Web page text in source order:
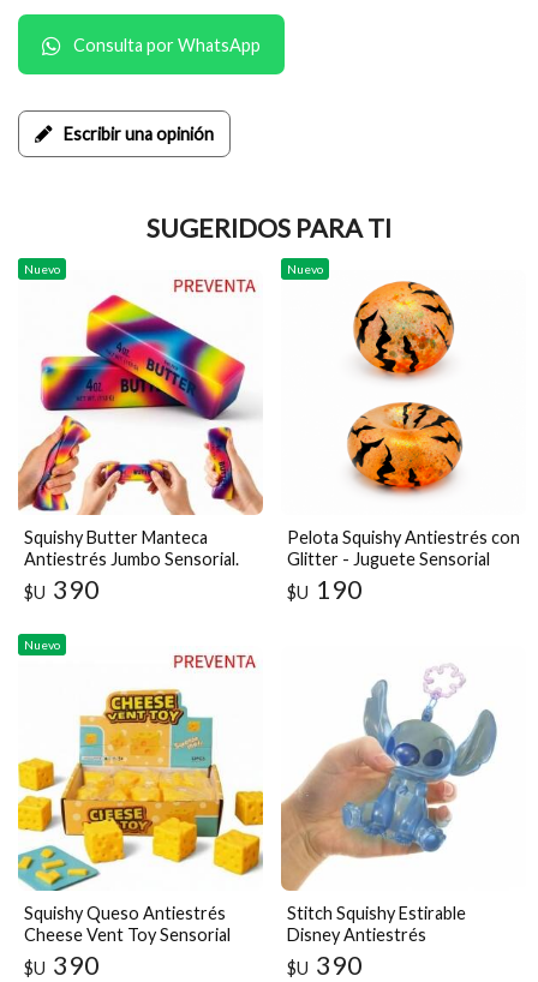
Consulta por WhatsApp
Escribir una opinión
SUGERIDOS PARA TI
Nuevo
Squishy Butter Manteca
Antiestrés Jumbo Sensorial.
$U 390
Nuevo
Pelota Squishy Antiestrés con
Glitter - Juguete Sensorial
Suave y Apretable
$U 190
Nuevo
Squishy Queso Antiestrés
Cheese Vent Toy Sensorial
Apretable
$U 390
Stitch Squishy Estirable
Disney Antiestrés
Coleccionable Transparente
$U 390